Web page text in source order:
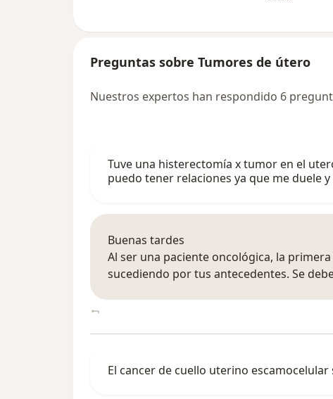
Preguntas sobre Tumores de útero
Nuestros expertos han respondido 6
Tuve una histerectomía x tumor en el
puedo tener relaciones ya que me duele
Buenas tardes
Al ser una paciente oncológica, la
sucediendo por tus antecedentes. Se
El cancer de cuello uterino escamocelular